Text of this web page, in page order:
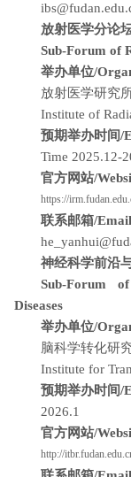
放射医学分论
Sub-Forum of
举办单位/
放射医学研究
Institute of
预期举办时间/
Time 2025.12-
官方网站/
https://
联系邮箱/Email
神经科学前沿
Sub-Forum
Diseases
举办单位/
脑科学转化研
Institute for
预期举办时间/
2026.1
官方网站/
http://